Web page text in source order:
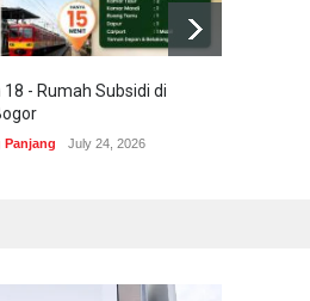
- Rumah Subsidi di
Panjang July 24, 2026